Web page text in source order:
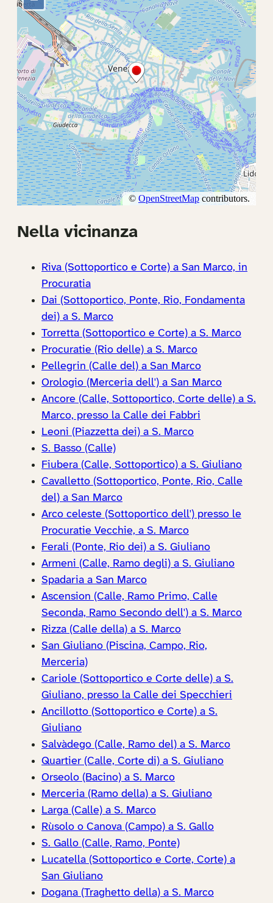
Nella vicinanza
Riva (Sottoportico e Corte) a San Marco, in
Procuratia
Dai (Sottoportico, Ponte, Rio, Fondamenta
dei) a S. Marco
Torretta (Sottoportico e Corte) a S. Marco
Procuratie (Rio delle) a S. Marco
Pellegrin (Calle del) a San Marco
Orologio (Merceria dell') a San Marco
Ancore (Calle, Sottoportico, Corte delle) a S.
Marco, presso la Calle dei Fabbri
Leoni (Piazzetta dei) a S. Marco
S. Basso (Calle)
Fiubera (Calle, Sottoportico) a S. Giuliano
Cavalletto (Sottoportico, Ponte, Rio, Calle
del) a San Marco
Arco celeste (Sottoportico dell') presso le
Procuratie Vecchie, a S. Marco
Ferali (Ponte, Rio dei) a S. Giuliano
Armeni (Calle, Ramo degli) a S. Giuliano
Spadaria a San Marco
Ascension (Calle, Ramo Primo, Calle
Seconda, Ramo Secondo dell') a S. Marco
Rizza (Calle della) a S. Marco
San Giuliano (Piscina, Campo, Rio,
Merceria)
Cariole (Sottoportico e Corte delle) a S.
Giuliano, presso la Calle dei Specchieri
Ancillotto (Sottoportico e Corte) a S.
Giuliano
Salvàdego (Calle, Ramo del) a S. Marco
Quartier (Calle, Corte di) a S. Giuliano
Orseolo (Bacino) a S. Marco
Merceria (Ramo della) a S. Giuliano
Larga (Calle) a S. Marco
Rùsolo o Canova (Campo) a S. Gallo
S. Gallo (Calle, Ramo, Ponte)
Lucatella (Sottoportico e Corte, Corte) a
San Giuliano
Dogana (Traghetto della) a S. Marco